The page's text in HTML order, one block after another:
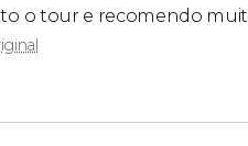
o tour e recomendo